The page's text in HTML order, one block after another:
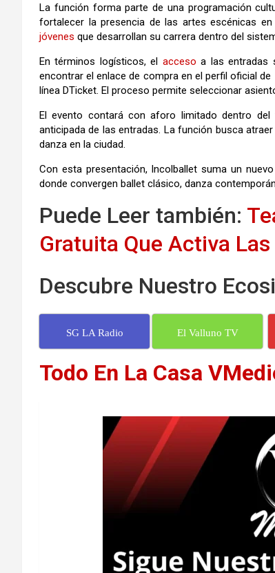
La función forma parte de una programación
fortalecer la presencia de las artes escénicas
jóvenes que desarrollan su carrera dentro del
En términos logísticos, el acceso a las entradas
encontrar el enlace de compra en el perfil oficial
línea DTicket. El proceso permite seleccionar
El evento contará con aforo limitado dentro
anticipada de las entradas. La función busca
danza en la ciudad.
Con esta presentación, Incolballet suma un
donde convergen ballet clásico, danza
Puede Leer también:
Gratuita Que Activa
Descubre Nuestro
SG LA Radio El Valluno TV
Todo En La Casa